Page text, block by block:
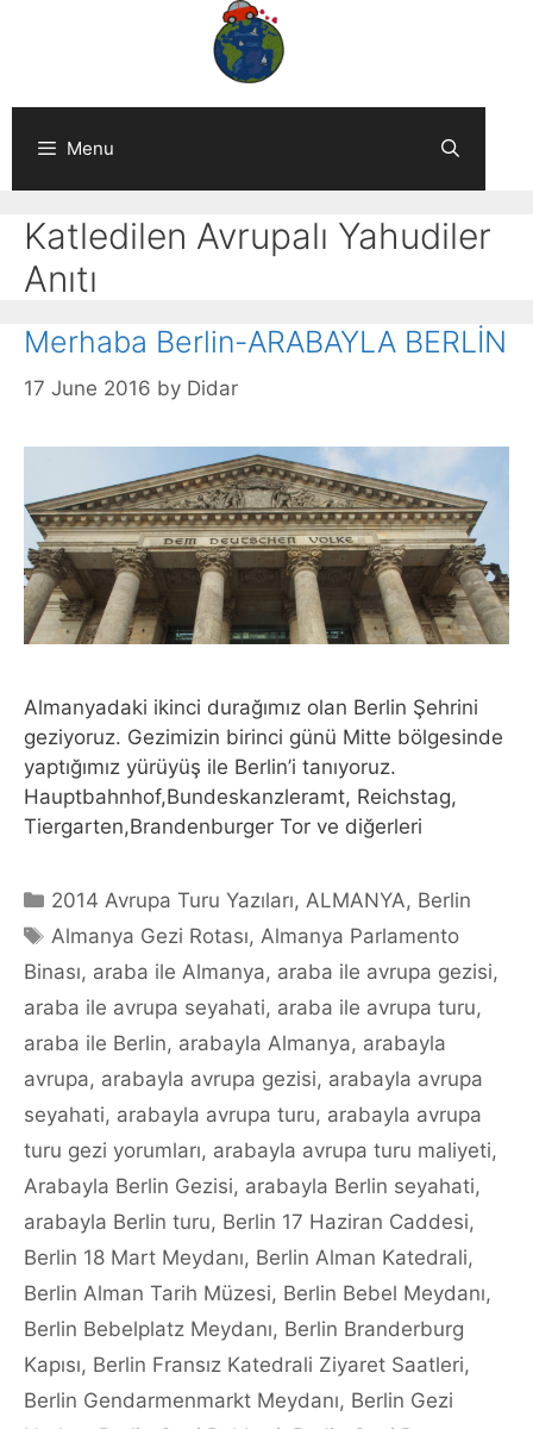
Menu
Katledilen Avrupalı Yahudiler
Anıtı
Merhaba Berlin-ARABAYLA BERLİN
17 June 2016 by Didar
Almanyadaki ikinci durağımız olan Berlin Şehrini
geziyoruz. Gezimizin birinci günü Mitte bölgesinde
yaptığımız yürüyüş ile Berlin’i tanıyoruz.
Hauptbahnhof,Bundeskanzleramt, Reichstag,
Tiergarten,Brandenburger Tor ve diğerleri
Categories
2014 Avrupa Turu Yazıları, ALMANYA, Berlin
Tags
Almanya Gezi Rotası, Almanya Parlamento
Binası, araba ile Almanya, araba ile avrupa gezisi,
araba ile avrupa seyahati, araba ile avrupa turu,
araba ile Berlin, arabayla Almanya, arabayla
avrupa, arabayla avrupa gezisi, arabayla avrupa
seyahati, arabayla avrupa turu, arabayla avrupa
turu gezi yorumları, arabayla avrupa turu maliyeti,
Arabayla Berlin Gezisi, arabayla Berlin seyahati,
arabayla Berlin turu, Berlin 17 Haziran Caddesi,
Berlin 18 Mart Meydanı, Berlin Alman Katedrali,
Berlin Alman Tarih Müzesi, Berlin Bebel Meydanı,
Berlin Bebelplatz Meydanı, Berlin Branderburg
Kapısı, Berlin Fransız Katedrali Ziyaret Saatleri,
Berlin Gendarmenmarkt Meydanı, Berlin Gezi